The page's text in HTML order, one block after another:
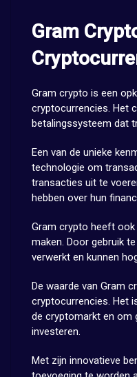
Gram
Gram crypto is een
cryptocurrencies. Het
betalingssysteem dat
Een van de unieke
technologie om
transacties uit te
hebben over hun
Gram crypto heeft ook
maken. Door gebruik
verwerkt en kunnen
De waarde van Gram
cryptocurrencies. Het
de cryptomarkt en om
investeren.
Met zijn innovatieve